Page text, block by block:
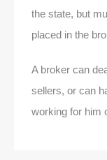
the state, but
placed in the
A broker can
sellers, or can
working for him